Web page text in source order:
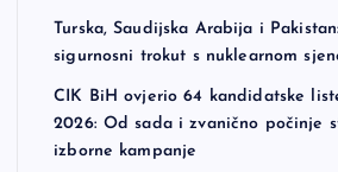
Turska, Saudijska Arabija i
sigurnosni trokut s nuklearnom
CIK BiH ovjerio 64 kandidatske
2026: Od sada i zvanično počinje
izborne kampanje